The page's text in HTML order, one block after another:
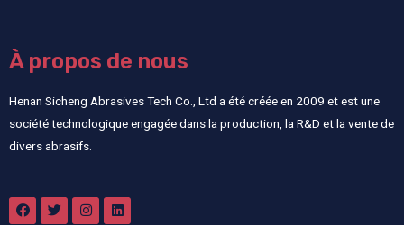
À propos de nous
Henan Sicheng Abrasives Tech Co., Ltd a été créée en 2009 et est une
société technologique engagée dans la production, la R&D et la vente de
divers abrasifs.